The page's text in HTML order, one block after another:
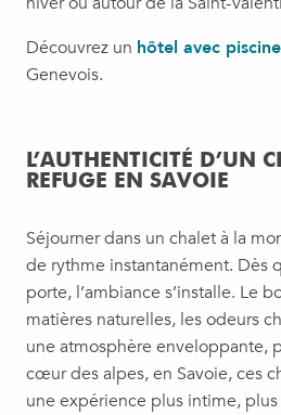
Découvrez un hôtel avec piscine
Genevois.
L’AUTHENTICITÉ D’UN
REFUGE EN SAVOIE
Séjourner dans un chalet à la
de rythme instantanément. Dès
porte, l’ambiance s’installe. Le
matières naturelles, les odeurs
une atmosphère enveloppante,
cœur des alpes, en Savoie, ces
une expérience plus intime,